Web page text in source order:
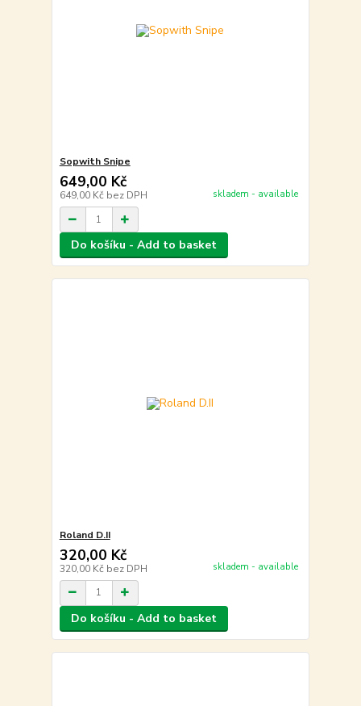
Sopwith Snipe
649,00 Kč
649,00 Kč bez DPH skladem - available
Do košíku - Add to basket
Roland D.II
320,00 Kč
320,00 Kč bez DPH skladem - available
Do košíku - Add to basket